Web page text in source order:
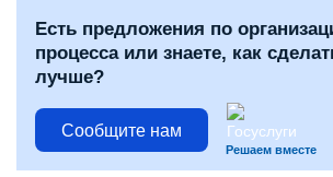
Есть предложения по
процесса или знаете, как
лучше?
Сообщите нам
Решаем вместе